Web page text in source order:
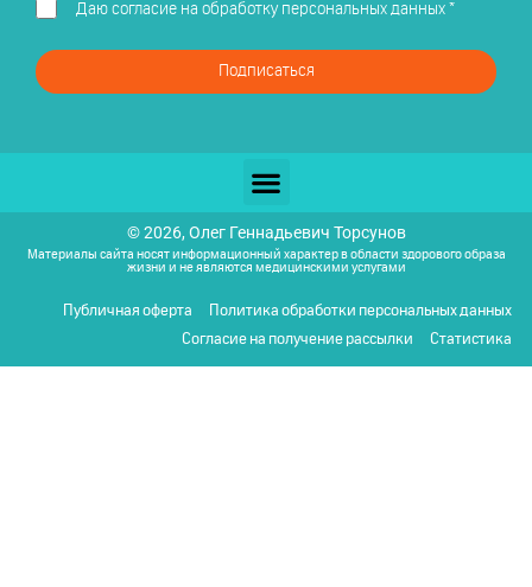
Даю согласие на обработку персональных данных*
Подписаться
© 2026, Олег Геннадьевич Торсунов
Материалы сайта носят информационный характер в области здорового образа
жизни и не являются медицинскими услугами
Публичная оферта
Политика обработки персональных данных
Согласие на получение рассылки
Статистика